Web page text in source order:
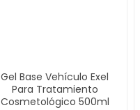
Gel Base Vehículo Exel
Para Tratamiento
Cosmetológico 500ml